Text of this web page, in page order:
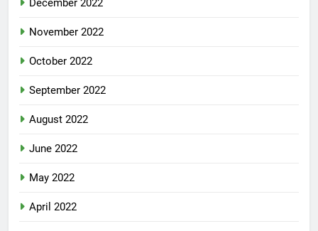
December 2022
November 2022
October 2022
September 2022
August 2022
June 2022
May 2022
April 2022